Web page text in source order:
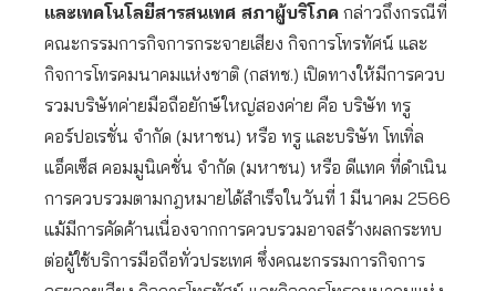
และเทคโนโลยีสารสนเทศ สภาผู้บริโภค กล่าวถึงกรณีที่
คณะกรรมการกิจการกระจายเสียง กิจการโทรทัศน์ และ
กิจการโทรคมนาคมแห่งชาติ (กสทช.) เปิดทางให้มีการควบ
รวมบริษัทค่ายมือถือยักษ์ใหญ่สองค่าย คือ บริษัท ทรู
คอร์ปอเรชั่น จำกัด (มหาชน) หรือ ทรู และบริษัท โทเทิ่ล
แอ็คเซ็ส คอมมูนิเคชั่น จำกัด (มหาชน) หรือ ดีแทค ที่ดำเนิน
การควบรวมตามกฎหมายได้สำเร็จในวันที่ 1 มีนาคม 2566
แม้มีการคัดค้านเนื่องจากการควบรวมอาจสร้างผลกระทบ
ต่อผู้ใช้บริการมือถือทั่วประเทศ ซึ่งคณะกรรมการกิจการ